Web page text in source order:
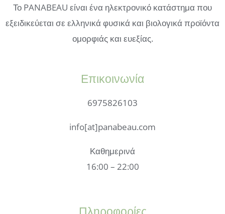
Το PANABEAU είναι ένα ηλεκτρονικό κατάστημα που
εξειδικεύεται σε ελληνικά φυσικά και βιολογικά προϊόντα
ομορφιάς και ευεξίας.
Επικοινωνία
6975826103
info[at]panabeau.com
Καθημερινά
16:00 – 22:00